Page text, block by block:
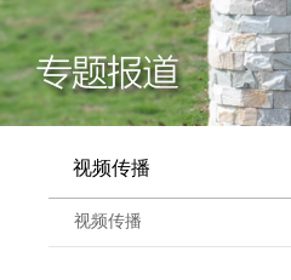
视频传播
视频传播